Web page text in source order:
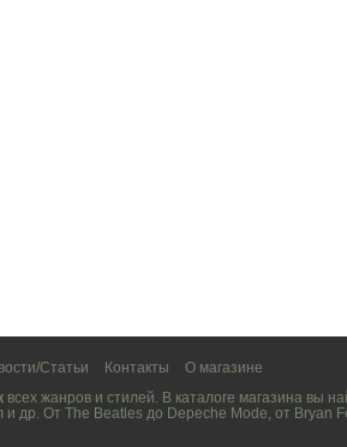
Статьи Контакты
О магазине
всех жанров и стилей. В каталоге магазина вы
и др. От The Beatles до Depeche Mode, от Bryan